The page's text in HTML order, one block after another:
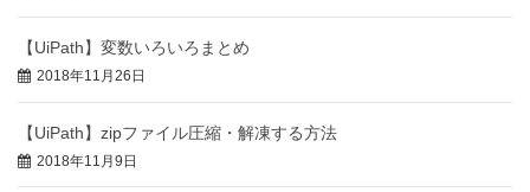
【UiPath】変数いろいろまとめ
2018年11月26日
【UiPath】zipファイル圧縮・解凍する方法
2018年11月9日